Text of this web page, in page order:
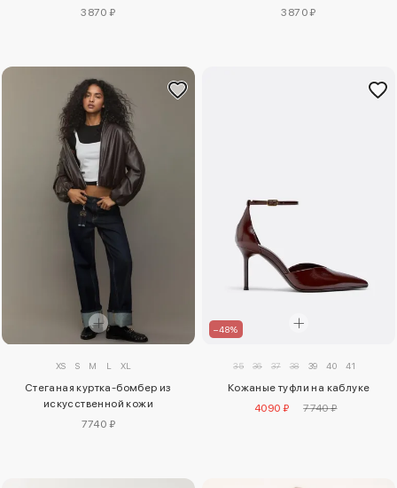
3870 ₽
3870 ₽
XS S M L XL
Стеганая куртка-бомбер из
искусственной кожи
7740 ₽
–48%
35 36 37 38 39 40 41
Кожаные туфли на каблуке
4090 ₽
7740 ₽